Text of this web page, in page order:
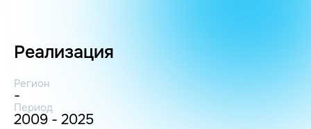
Реализация
Регион
-
Период
2009 - 2025